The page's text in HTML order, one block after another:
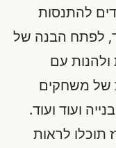
להתנסות
לפתח הבנה של
ולהנות עם
של משחקים
ועוד ועוד.
תוכלו לראות